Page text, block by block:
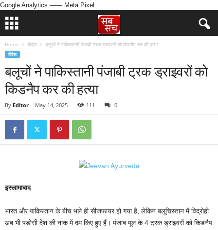
Google Analytics —— Meta Pixel
Home विदेश बलूचों ने पाकिस्तानी पंजाबी ट्रक ड्राइवरों को किडनैप कर की हत्या
विदेश
बलूचों ने पाकिस्तानी पंजाबी ट्रक ड्राइवरों को
किडनैप कर की हत्या
By Editor - May 14, 2025 111 0
इस्लामाबाद
भारत और पाकिस्तान के बीच भले ही सीजफायर हो गया है, लेकिन बलूचिस्तान में विद्रोही
अब भी पड़ोसी देश की नाक में दम किए हुए हैं। पंजाब मूल के 4 ट्रक ड्राइवरों को किडनैप